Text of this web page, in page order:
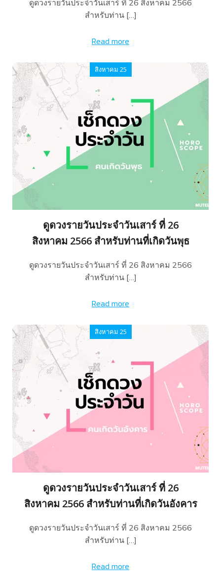
ดูดวงรายวันประจำวันเสาร์ ที่ 26 สิงหาคม 2566
สำหรับท่าน […]
Read more
สิงหาคม 25
ดูดวงรายวันประจำวันเสาร์ ที่ 26
สิงหาคม 2566 สำหรับท่านที่เกิดวันพุธ
ดูดวงรายวันประจำวันเสาร์ ที่ 26 สิงหาคม 2566
สำหรับท่าน […]
Read more
สิงหาคม 25
ดูดวงรายวันประจำวันเสาร์ ที่ 26
สิงหาคม 2566 สำหรับท่านที่เกิดวันอังคาร
ดูดวงรายวันประจำวันเสาร์ ที่ 26 สิงหาคม 2566
สำหรับท่าน […]
Read more